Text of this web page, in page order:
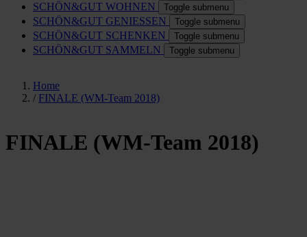
SCHÖN&GUT WOHNEN Toggle submenu
SCHÖN&GUT GENIESSEN Toggle submenu
SCHÖN&GUT SCHENKEN Toggle submenu
SCHÖN&GUT SAMMELN Toggle submenu
Home
/ FINALE (WM-Team 2018)
FINALE (WM-Team 2018)